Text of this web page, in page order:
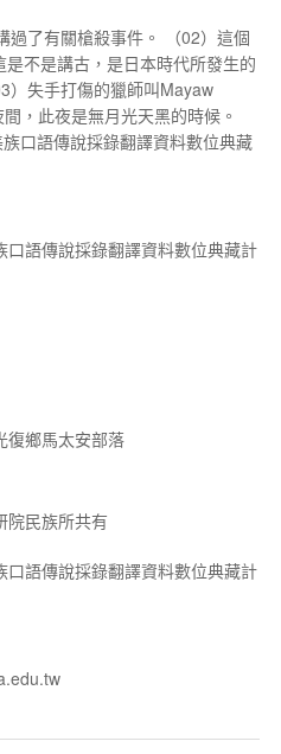
過了有關槍殺事件。 （02）這個
不是講古，是日本時代所發生的
）失手打傷的獵師叫Mayaw
，此夜是無月光天黑的時候。
口語傳說採錄翻譯資料數位典藏
語傳說採錄翻譯資料數位典藏計
復鄉馬太安部落
院民族所共有
語傳說採錄翻譯資料數位典藏計